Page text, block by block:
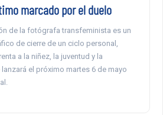
marcado por el duelo
de la fotógrafa transfeminista es un
de cierre de un ciclo personal,
a la niñez, la juventud y la
el próximo martes 6 de mayo